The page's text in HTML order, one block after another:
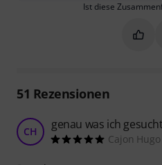
Ist diese
51 Rezensionen
CH genau was ich
Cajon